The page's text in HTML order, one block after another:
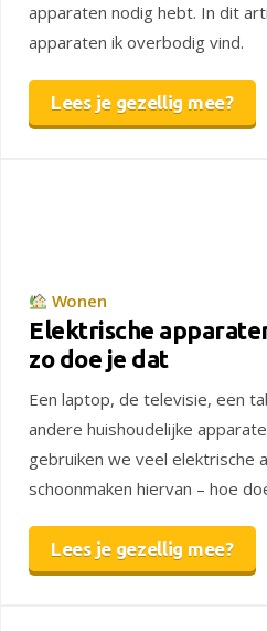
apparaten nodig hebt. In dit
apparaten ik overbodig vind.
Lees je gezellig mee?
Wonen
Elektrische
zo doe je dat
Een laptop, de televisie, een
andere huishoudelijke
gebruiken we veel elektrische
schoonmaken hiervan – hoe
Lees je gezellig mee?